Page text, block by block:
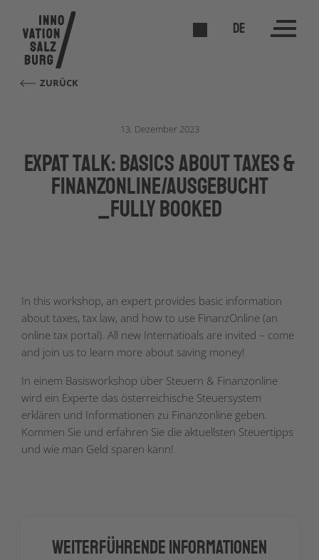
DE
ZURÜCK
13. Dezember 2023
Expat Talk: Basics about Taxes &
FinanzOnline/AUSGEBUCHT
_FULLY BOOKED
In this workshop, an expert provides basic information
about taxes, tax law, and how to use FinanzOnline (an
online tax portal). All new Internatioals are invited – come
and join us to learn more about saving money!
In einem Basisworkshop über Steuern & Finanzonline
wird ein Experte das österreichische Steuersystem
erklären und Informationen zu Finanzonline geben.
Kommen Sie und erfahren Sie die aktuellsten Steuertipps
und wie man Geld sparen kann!
Weiterführende Informationen